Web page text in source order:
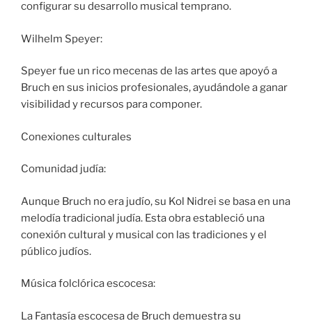
configurar su desarrollo musical temprano.
Wilhelm Speyer:
Speyer fue un rico mecenas de las artes que apoyó a
Bruch en sus inicios profesionales, ayudándole a ganar
visibilidad y recursos para componer.
Conexiones culturales
Comunidad judía:
Aunque Bruch no era judío, su Kol Nidrei se basa en una
melodía tradicional judía. Esta obra estableció una
conexión cultural y musical con las tradiciones y el
público judíos.
Música folclórica escocesa:
La Fantasía escocesa de Bruch demuestra su